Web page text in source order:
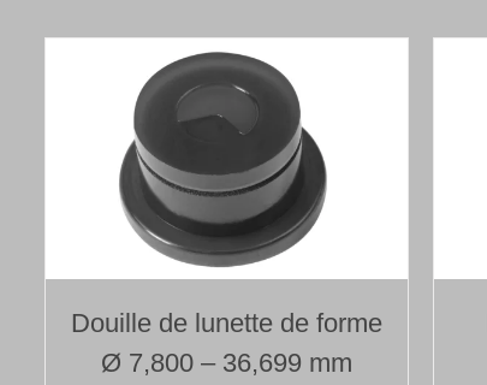
Douille de lunette de forme
Ø 7,800 – 36,699 mm